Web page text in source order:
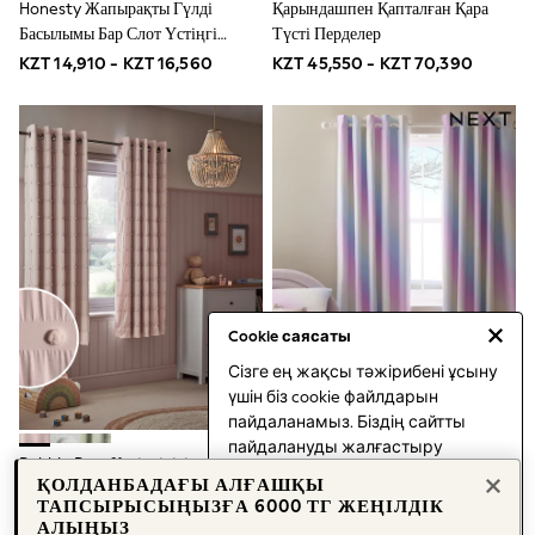
Cookie саясаты
Сізге ең жақсы тәжірибені ұсыну
үшін біз cookie файлдарын
пайдаланамыз. Біздің сайтты
пайдалануды жалғастыру
файлдарын пайдалануымызға
Sets & Outfits
Shirts
Shorts
Suits & Waistcoats
Sweatshirts & Hoodies
Swimwear
T-Shirts
Tracksuits
Pants & Chinos
Vests
All Holiday Shop
Tops & T-Shirts
Shorts
Rash Vests
Sun Safe Swimwear
Sun Hats & Caps
Shop All Footwear
Half Sizes
Pram Shoes
Honesty Жапырақты Гүлді
Басылымы Бар Слот Үстіңгі
Жағы, Астарланбаған, Мөлдір
KZT 14,910 - KZT 16,560
Қарындашпен Қапталған Қара
Түсті Перделер
KZT 45,550 - KZT 70,390
Bobble Pom Көзілдірігімен
Қараңғыланатын Перделер
KZT 38,920 - KZT 63,770
Кемпірқосақ Түсті Омбре
Көзілдірігімен Қара Түсті
Перделер
KZT 36,440 - KZT 61,280
ҚОЛДАНБАДАҒЫ АЛҒАШҚЫ
ТАПСЫРЫСЫҢЫЗҒА 6000 ТГ ЖЕҢІЛДІК
АЛЫҢЫЗ